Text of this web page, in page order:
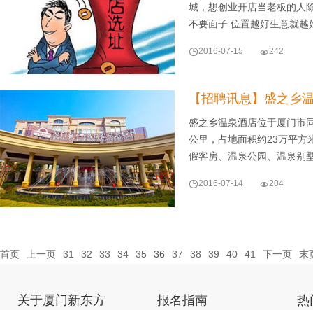
城，想创业开店当老板的人
不要面子 位置越好生意就
2016-07-15 242
【招聘讯息】盛之乡
盛之乡温泉酒店位于厦门市
公里，占地面积约23万平方
假客房、温泉公园、温泉
2016-07-14 204
首页 上一页 31 32 33 34 35 36 37 38 39 40 41 下一页 末
关于厦门新东方 报名指南 热